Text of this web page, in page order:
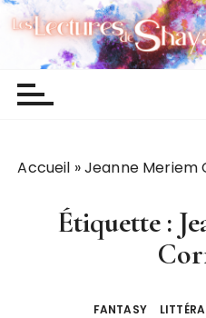
P
Les
Accueil »Jeanne Meriem
Étiquette :
FANTASY